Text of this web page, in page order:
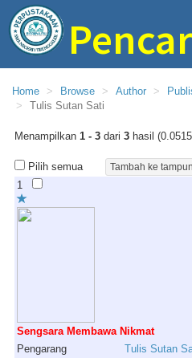
Home Browse Author
Tulis Sutan Sati
Menampilkan 1 - 3 dari 3 hasil
Pilih semua
1
Sengsara Membawa Nikmat
Pengarang
Tulis Sutan